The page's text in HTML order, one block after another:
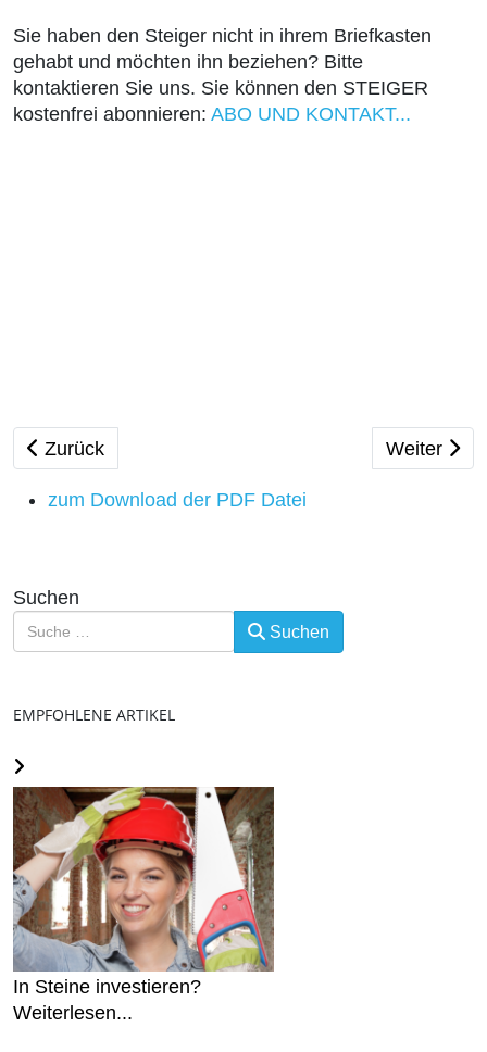
Sie haben den Steiger nicht in ihrem Briefkasten
gehabt und möchten ihn beziehen? Bitte
kontaktieren Sie uns. Sie können den STEIGER
kostenfrei abonnieren: ABO UND KONTAKT...
Vorheriger Beitrag: Der STEIGER 1/2025 als PDF
Zurück Nächster
Weiter
zum Download der PDF Datei
Suchen
Suchen
EMPFOHLENE ARTIKEL
In Steine investieren?
Weiterlesen...